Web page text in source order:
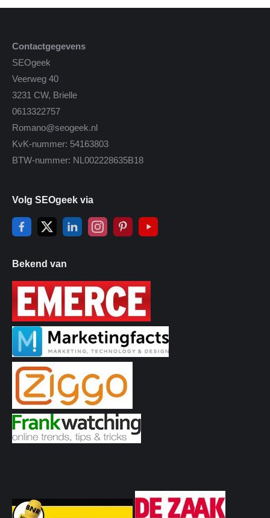
Contactgegevens
SEOgeek
Veerweg 40
3231 CW, Brielle
0613322757
Romano@seogeek.nl
KvK-nummer: 54163803
BTW-nummer: NL002228635B18
Volg SEOgeek via
Bekend van